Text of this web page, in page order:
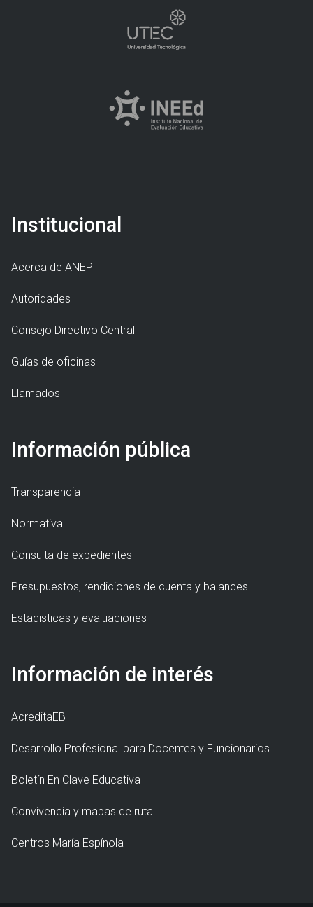
Institucional
Acerca de ANEP
Autoridades
Consejo Directivo Central
Guías de oficinas
Llamados
Información pública
Transparencia
Normativa
Consulta de expedientes
Presupuestos, rendiciones de cuenta y balances
Estadisticas y evaluaciones
Información de interés
AcreditaEB
Desarrollo Profesional para Docentes y Funcionarios
Boletín En Clave Educativa
Convivencia y mapas de ruta
Centros María Espínola